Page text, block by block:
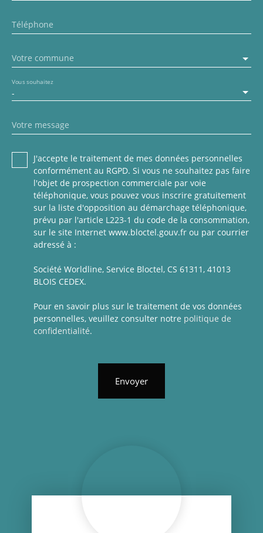
Téléphone
Votre commune
-
Vous souhaitez
Votre message
J'accepte le traitement de mes données personnelles
conformément au RGPD. Si vous ne souhaitez pas faire
l'objet de prospection commerciale par voie
téléphonique, vous pouvez vous inscrire gratuitement
sur la liste d'opposition au démarchage téléphonique,
prévu par l'article L223-1 du code de la consommation,
sur le site Internet www.bloctel.gouv.fr ou par courrier
adressé à :
Société Worldline, Service Bloctel, CS 61311, 41013
BLOIS CEDEX.
Pour en savoir plus sur le traitement de vos données
personnelles, veuillez consulter notre politique de
confidentialité.
Envoyer